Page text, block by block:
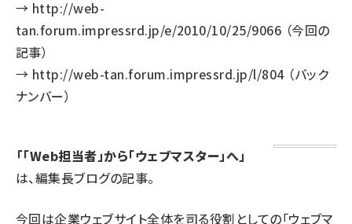
→ http://web-
tan.forum.impressrd.jp/e/2010/10/25/9066 （今回の
記事）
→ http://web-tan.forum.impressrd.jp/l/804（バック
ナンバー）
「「Web担当者」から「ウェブマスター」へ」
は、編集長ブログの記事。
今回は企業ウェブサイト全体を司る役割としての「ウェブマ